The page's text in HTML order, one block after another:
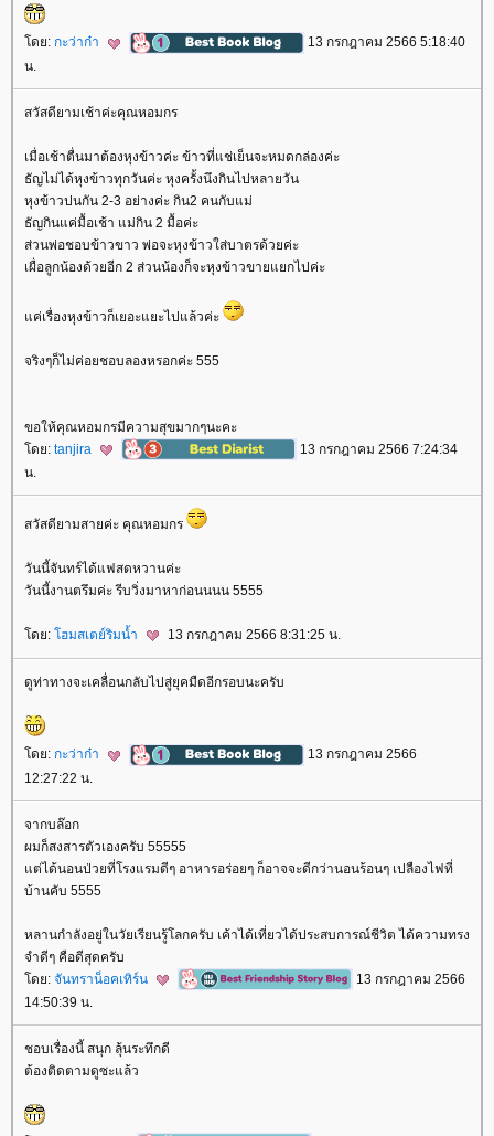
ดย: กะว่าก๋า
13 กรกฎาคม 2566 5:18:40
น.
สวัสดียามเช้าค่ะคุณหอมกร
เมื่อเช้าตื่นมาต้องหุงข้าวค่ะ ข้าวที่แช่เย็นจะหมดกล่องค่ะ
ธัญไม่ได้หุงข้าวทุกวันค่ะ หุงครั้งนึงกินไปหลายวัน
หุงข้าวปนกัน 2-3 อย่างค่ะ กิน2 คนกับแม่
ธัญกินแค่มื้อเช้า แม่กิน 2 มื้อค่ะ
ส่วนพ่อชอบข้าวขาว พ่อจะหุงข้าวใส่บาตรด้วยค่ะ
เผื่อลูกน้องด้วยอีก 2 ส่วนน้องก็จะหุงข้าวขายแยกไปค่ะ
ค่เรื่องหุงข้าวก็เยอะแยะไปแล้วค่ะ
จริงๆก็ไม่ค่อยชอบลองหรอกค่ะ 555
ขอให้คุณหอมกรมีความสุขมากๆนะคะ
ดย: tanjira
13 กรกฎาคม 2566 7:24:34
น.
สวัสดียามสายค่ะ คุณหอมกร
วันนี้จันทร์ได้แฟสดหวานค่ะ
วันนี้งานตรึมค่ะ รีบวิ่งมาหาก่อนนนน 5555
ดย: ฮมสเตย์ริมน้ำ 13 กรกฎาคม 2566 8:31:25 น.
ดูท่าทางจะเคลื่อนกลับไปสู่ยุคมืดอีกรอบนะครับ
ดย: กะว่าก๋า
13 กรกฎาคม 2566
12:27:22 น.
จากบล๊อก
ผมก็สงสารตัวเองครับ 55555
ต่ได้นอนป่วยที่โรงแรมดีๆ อาหารอร่อยๆ ก็อาจจะดีกว่านอนร้อนๆ เปลืองไฟที่
บ้านคับ 5555
หลานกำลังอยู่ในวัยเรียนรู้โลกครับ เค้าได้เที่ยวได้ประสบการณ์ชีวิต ได้ความทรง
จำดีๆ คือดีสุดครับ
ดย: จันทราน็อคเทิร์น
13 กรกฎาคม 2566
14:50:39 น.
ชอบเรื่องนี้ สนุก ลุ้นระทึกดี
ต้องติดตามดูซะแล้ว